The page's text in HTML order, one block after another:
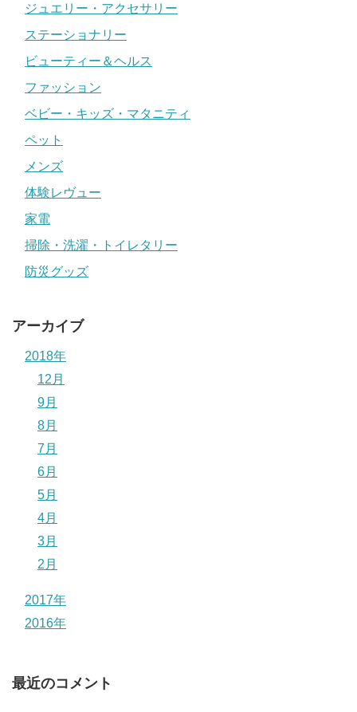
ジュエリー・アクセサリー
ステーショナリー
ビューティー＆ヘルス
ファッション
ベビー・キッズ・マタニティ
ペット
メンズ
体験レヴュー
家電
掃除・洗濯・トイレタリー
防災グッズ
アーカイブ
2018年
12月
9月
8月
7月
6月
5月
4月
3月
2月
2017年
2016年
最近のコメント